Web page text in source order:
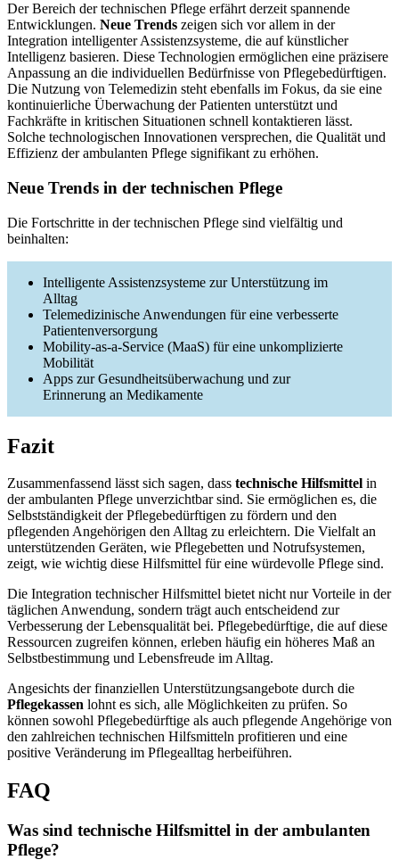
Der Bereich der technischen Pflege erfährt derzeit spannende
Entwicklungen. Neue Trends zeigen sich vor allem in der
Integration intelligenter Assistenzsysteme, die auf künstlicher
Intelligenz basieren. Diese Technologien ermöglichen eine präzisere
Anpassung an die individuellen Bedürfnisse von Pflegebedürftigen.
Die Nutzung von Telemedizin steht ebenfalls im Fokus, da sie eine
kontinuierliche Überwachung der Patienten unterstützt und
Fachkräfte in kritischen Situationen schnell kontaktieren lässt.
Solche technologischen Innovationen versprechen, die Qualität und
Effizienz der ambulanten Pflege signifikant zu erhöhen.
Neue Trends in der technischen Pflege
Die Fortschritte in der technischen Pflege sind vielfältig und
beinhalten:
Intelligente Assistenzsysteme zur Unterstützung im
Alltag
Telemedizinische Anwendungen für eine verbesserte
Patientenversorgung
Mobility-as-a-Service (MaaS) für eine unkomplizierte
Mobilität
Apps zur Gesundheitsüberwachung und zur
Erinnerung an Medikamente
Fazit
Zusammenfassend lässt sich sagen, dass technische Hilfsmittel in
der ambulanten Pflege unverzichtbar sind. Sie ermöglichen es, die
Selbstständigkeit der Pflegebedürftigen zu fördern und den
pflegenden Angehörigen den Alltag zu erleichtern. Die Vielfalt an
unterstützenden Geräten, wie Pflegebetten und Notrufsystemen,
zeigt, wie wichtig diese Hilfsmittel für eine würdevolle Pflege sind.
Die Integration technischer Hilfsmittel bietet nicht nur Vorteile in der
täglichen Anwendung, sondern trägt auch entscheidend zur
Verbesserung der Lebensqualität bei. Pflegebedürftige, die auf diese
Ressourcen zugreifen können, erleben häufig ein höheres Maß an
Selbstbestimmung und Lebensfreude im Alltag.
Angesichts der finanziellen Unterstützungsangebote durch die
Pflegekassen lohnt es sich, alle Möglichkeiten zu prüfen. So
können sowohl Pflegebedürftige als auch pflegende Angehörige von
den zahlreichen technischen Hilfsmitteln profitieren und eine
positive Veränderung im Pflegealltag herbeiführen.
FAQ
Was sind technische Hilfsmittel in der ambulanten
Pflege?